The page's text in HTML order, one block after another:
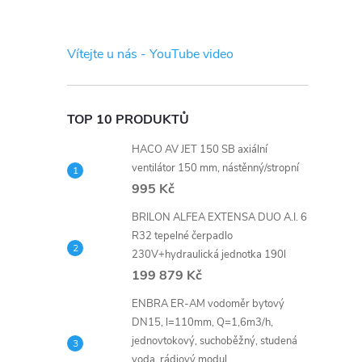
t
r
a
n
í
a
Vítejte u nás - YouTube video
TOP 10 PRODUKTŮ
HACO AV JET 150 SB axiální
ventilátor 150 mm, nástěnný/stropní
995 Kč
BRILON ALFEA EXTENSA DUO A.I. 6
R32 tepelné čerpadlo
230V+hydraulická jednotka 190l
199 879 Kč
ENBRA ER-AM vodoměr bytový
DN15, l=110mm, Q=1,6m3/h,
jednovtokový, suchoběžný, studená